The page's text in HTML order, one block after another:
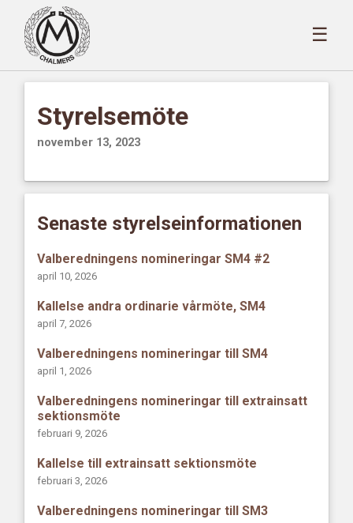
☰
Styrelsemöte
november 13, 2023
Senaste styrelseinformationen
Valberedningens nomineringar SM4 #2
april 10, 2026
Kallelse andra ordinarie vårmöte, SM4
april 7, 2026
Valberedningens nomineringar till SM4
april 1, 2026
Valberedningens nomineringar till extrainsatt
sektionsmöte
februari 9, 2026
Kallelse till extrainsatt sektionsmöte
februari 3, 2026
Valberedningens nomineringar till SM3